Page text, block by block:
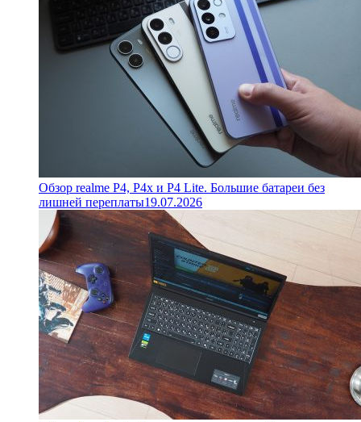
Обзор realme P4, P4x и P4 Lite. Большие батареи без
лишней переплаты19.07.2026